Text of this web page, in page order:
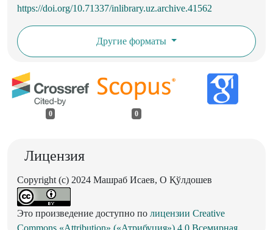
https://doi.org/10.71337/inlibrary.uz.archive.41562
Другие форматы
0 0
Лицензия
Copyright (c) 2024 Машраб Исаев, О Қўлдошев
Это произведение доступно по лицензии Creative
Commons «Attribution» («Атрибуция») 4.0 Всемирная.